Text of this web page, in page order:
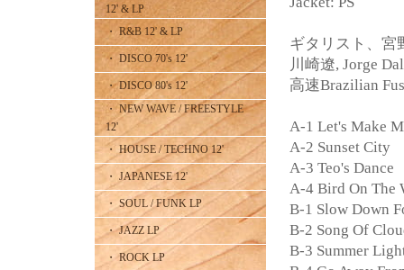
12' & LP
・ R&B 12' & LP
・ DISCO 70's 12'
・ DISCO 80's 12'
・ NEW WAVE / FREESTYLE
12'
・ HOUSE / TECHNO 12'
・ JAPANESE 12'
・ SOUL / FUNK LP
・ JAZZ LP
・ ROCK LP
ギタリスト、宮
川崎遼, Jorge
高速Brazilian
A-1 Let's Make
A-2 Sunset City
A-3 Teo's Dance
A-4 Bird On The
B-1 Slow Down
B-2 Song Of
B-3 Summer